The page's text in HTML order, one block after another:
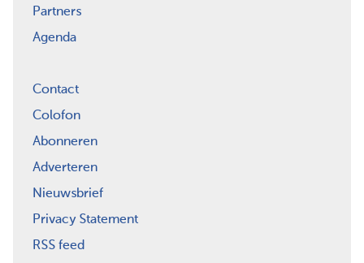
Partners
Agenda
Contact
Colofon
Abonneren
Adverteren
Nieuwsbrief
Privacy Statement
RSS feed